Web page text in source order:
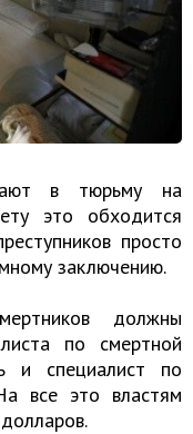
в тюрьму на
это обходится
просто
заключению.
должны
по смертной
и специалист по
все это властям